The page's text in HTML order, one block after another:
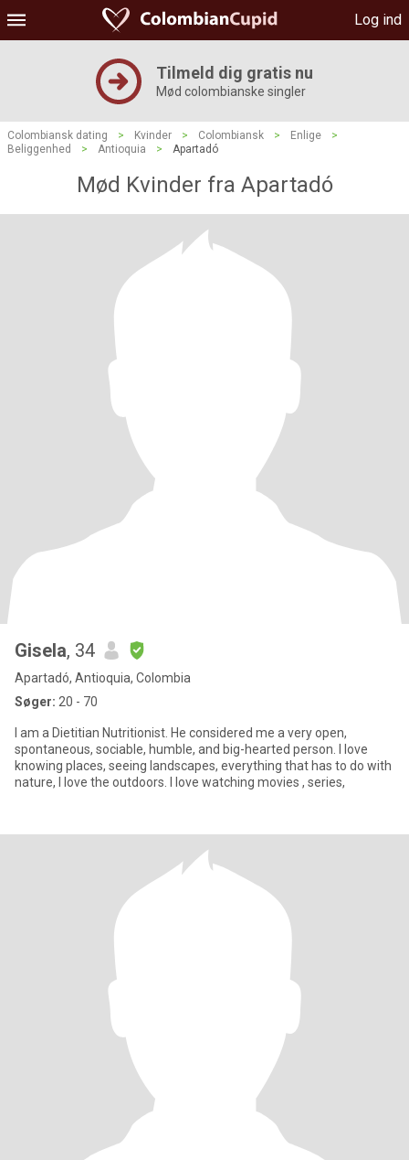
Log ind
Tilmeld dig gratis nu
Mød colombianske singler
Colombiansk dating > Kvinder > Colombiansk > Enlige
>
Beliggenhed
> Antioquia > Apartadó
Mød Kvinder fra Apartadó
Gisela, 34
Apartadó, Antioquia, Colombia
Søger: 20 - 70
I am a Dietitian Nutritionist. He considered me a very open,
spontaneous, sociable, humble, and big-hearted person. I love
knowing places, seeing landscapes, everything that has to do with
nature, I love the outdoors. I love watching movies , series,